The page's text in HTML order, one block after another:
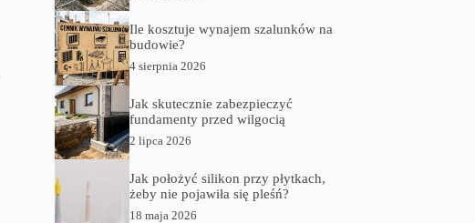
Ile kosztuje wynajem szalunków na
budowie?
4 sierpnia 2026
Jak skutecznie zabezpieczyć
fundamenty przed wilgocią
2 lipca 2026
Jak położyć silikon przy płytkach,
żeby nie pojawiła się pleśń?
18 maja 2026